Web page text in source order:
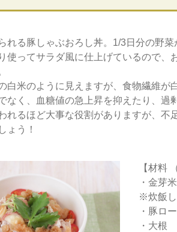
れる豚しゃぶおろし丼。1/3日分の野菜
使ってサラダ風に仕上げているので、
白米のように見えますが、食物繊維
なく、血糖値の急上昇を抑えたり、
れるほど大事な役割がありますが、不
ょう！
【材料
・金芽
※炊飯
・豚ロ
・大根